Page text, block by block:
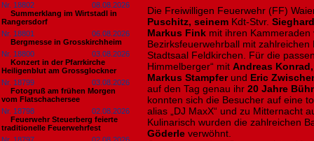
Nr. 18802
08.08.2026
Summerklang im Wirtstadl in
Rangersdorf
Nr. 18801
06.08.2026
Bergmesse in Grosskirchheim
Nr. 18800
03.08.2026
Konzert in der Pfarrkirche
Heiligenblut am Grossglockner
Nr. 18799
03.08.2026
Fotogruß am frühen Morgen
vom Flatschachersee
Nr. 18798
02.08.2026
Feuerwehr Steuerberg feierte
traditionelle Feuerwehrfest
Die Freiwilligen Feuerwehr (FF)
Puschitz, seinem Kdt-Stvr.
Markus Fink mit ihren
Bezirksfeuerwehrball mit
Stadtsaal Feldkirchen. Für die
Himmelberger“ mit Andreas
Markus Stampfer und Eric
auf den Tag genau ihr 20 Jahre
konnten sich die Besucher auf eine
alias „DJ MaxX“ und zu Mitternacht
Kulinarisch wurden die zahlreichen
Göderle verwöhnt.